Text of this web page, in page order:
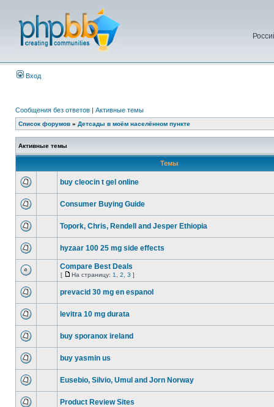
Вход
Сообщения без ответов | Активные темы
Список форумов » Детсады в моём населённом пункте
Активные темы
Темы
buy cleocin t gel online
Consumer Buying Guide
Topork, Chris, Rendell and Jesper Ethiopia
hyzaar 100 25 mg side effects
Compare Best Deals
[ На страницу: 1 2 3 ]
prevacid 30 mg en espanol
levitra 10 mg durata
buy sporanox ireland
buy yasmin us
Eusebio, Silvio, Umul and Jorn Norway
Product Review Sites